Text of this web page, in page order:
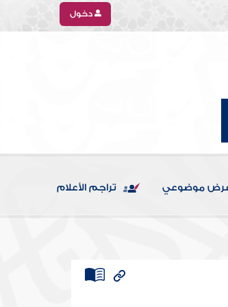
دخول
موضوعي تراجم الأعلام